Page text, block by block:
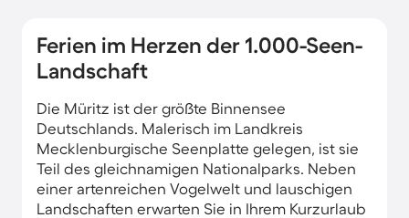
Ferien im Herzen der 1.000-Seen-
Landschaft
Die Müritz ist der größte Binnensee
Deutschlands. Malerisch im Landkreis
Mecklenburgische Seenplatte gelegen, ist sie
Teil des gleichnamigen Nationalparks. Neben
einer artenreichen Vogelwelt und lauschigen
Landschaften erwarten Sie in Ihrem Kurzurlaub